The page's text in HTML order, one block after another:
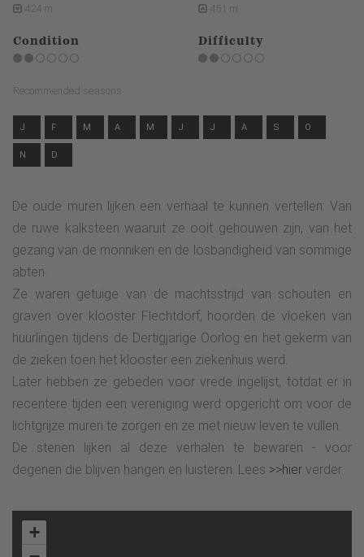
424 m 451 m
Condition Difficulty
Recommended seasons
J F M A M J J A S O
N D
De oude muren lijken een verhaal te kunnen vertellen: Van
de ruwe kalksteen waaruit ze ooit gehouwen zijn, van het
gezang van de monniken en de losbandigheid van sommige
abten.
Ze waren getuige van de machtsstrijd van schouten en
graven over klooster Flechtdorf, hoorden de vloeken van
huurlingen tijdens de Dertigjarige Oorlog en het gekerm van
de zieken toen het klooster een ziekenhuis werd.
Later hebben ze gebeden voor vrede ingelijst, totdat er in
recentere tijden een vereniging werd opgericht om voor de
lichtgrijze muren te zorgen en ze met nieuw leven te vullen.
De stenen lijken al deze verhalen te bewaren - voor
degenen die blijven hangen en luisteren. Lees >>hier verder.
+